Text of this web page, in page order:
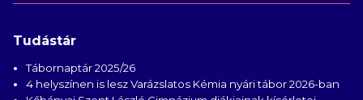
Tudástár
Tábornaptár 2025/26
4 helyszínen is lesz Varázslatos Kémia nyári tábor 2026-ban